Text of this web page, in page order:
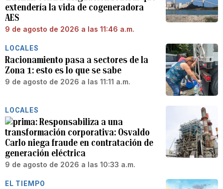
extendería la vida de cogeneradora
AES
9 de agosto de 2026 a las 11:46 a.m.
LOCALES
Racionamiento pasa a sectores de la
Zona 1: esto es lo que se sabe
9 de agosto de 2026 a las 11:11 a.m.
LOCALES
Responsabiliza a una
transformación corporativa: Osvaldo
Carlo niega fraude en contratación de
generación eléctrica
9 de agosto de 2026 a las 10:33 a.m.
EL TIEMPO